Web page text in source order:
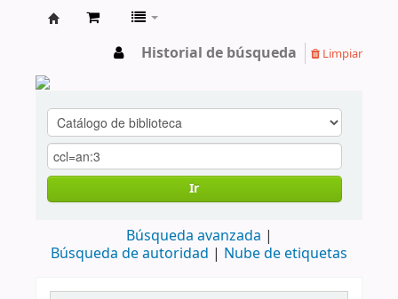
Historial de búsqueda Limpiar
Ir
Búsqueda avanzada
Búsqueda de autoridad
Nube de etiquetas